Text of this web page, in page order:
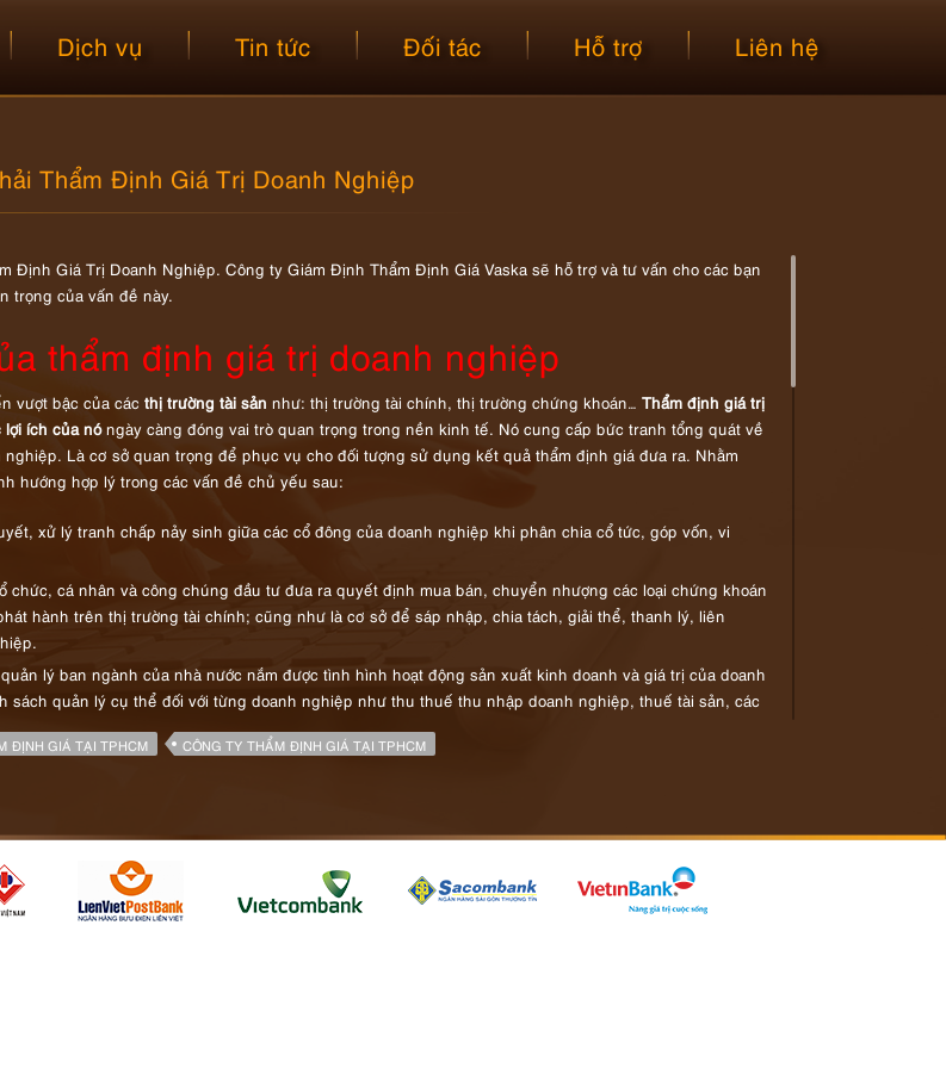
Dịch vụ Tin tức Đối tác Hỗ trợ Liên hệ
Thẩm Định Giá Trị Doanh Nghiệp
Định Giá Trị Doanh Nghiệp. Công ty Giám Định Thẩm Định Giá Vaska sẽ hỗ trợ và tư vấn cho các bạn
trọng của vấn đề này.
thẩm định giá trị doanh nghiệp
vượt bậc của các thị trường tài sản như: thị trường tài chính, thị trường chứng khoán… Thẩm định giá trị
ích của nóngày càng đóng vai trò quan trọng trong nền kinh tế. Nó cung cấp bức tranh tổng quát về
nghiệp. Là cơ sở quan trọng để phục vụ cho đối tượng sử dụng kết quả thẩm định giá đưa ra. Nhằm
hướng hợp lý trong các vấn đề chủ yếu sau:
xử lý tranh chấp nảy sinh giữa các cổ đông của doanh nghiệp khi phân chia cổ tức, góp vốn, vi
chức, cá nhân và công chúng đầu tư đưa ra quyết định mua bán, chuyển nhượng các loại chứng khoán
hành trên thị trường tài chính; cũng như là cơ sở để sáp nhập, chia tách, giải thể, thanh lý, liên
lý ban ngành của nhà nước nắm được tình hình hoạt động sản xuất kinh doanh và giá trị của doanh
sách quản lý cụ thể đối với từng doanh nghiệp như thu thuế thu nhập doanh nghiệp, thuế tài sản, các
ĐỊNH GIÁ TẠI TPHCM CÔNG TY THẨM ĐỊNH GIÁ TẠI TPHCM